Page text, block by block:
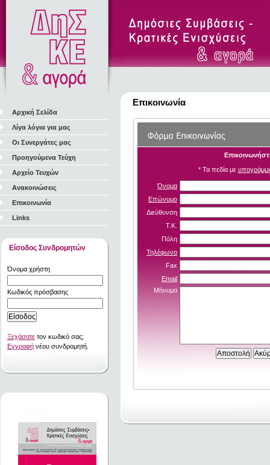
Αρχική Σελίδα
Λίγα λόγια για μας
Οι Συνεργάτες μας
Προηγούμενα Τεύχη
Αρχείο Τευχών
Ανακοινώσεις
Επικοινωνία
Links
Είσοδος Συνδρομητών
Όνομα χρήστη
Κωδικός πρόσβασης
Ξεχάσατε τον κωδικό σας;
Εγγραφή νέου συνδρομητή.
Επικοινωνία
* Τα πεδία με
Όνομα
Επώνυμο
Διεύθυνση
Τ.Κ.
Πόλη
Τηλέφωνο
Fax
Email
Μήνυμα